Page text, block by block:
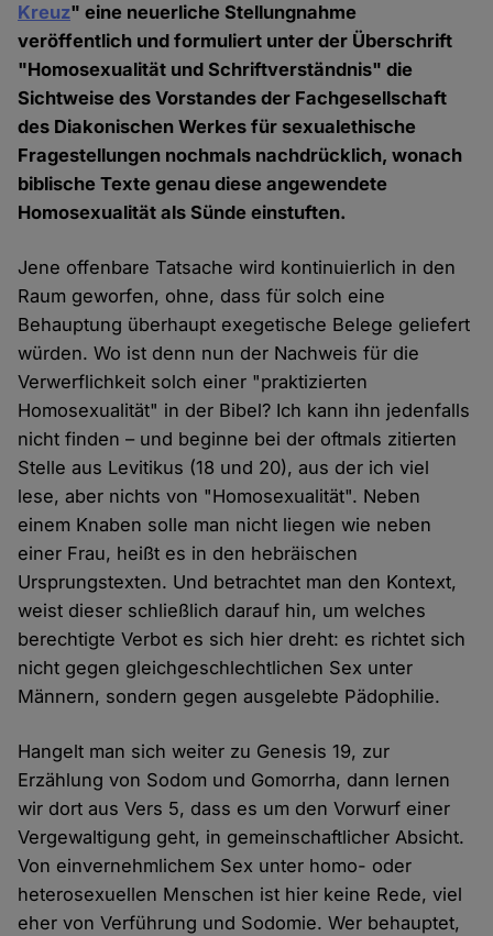
Kreuz" eine neuerliche Stellungnahme
veröffentlich und formuliert unter der Überschrift
"Homosexualität und Schriftverständnis" die
Sichtweise des Vorstandes der Fachgesellschaft
des Diakonischen Werkes für sexualethische
Fragestellungen nochmals nachdrücklich, wonach
biblische Texte genau diese angewendete
Homosexualität als Sünde einstuften.
Jene offenbare Tatsache wird kontinuierlich in den
Raum geworfen, ohne, dass für solch eine
Behauptung überhaupt exegetische Belege geliefert
würden. Wo ist denn nun der Nachweis für die
Verwerflichkeit solch einer "praktizierten
Homosexualität" in der Bibel? Ich kann ihn jedenfalls
nicht finden – und beginne bei der oftmals zitierten
Stelle aus Levitikus (18 und 20), aus der ich viel
lese, aber nichts von "Homosexualität". Neben
einem Knaben solle man nicht liegen wie neben
einer Frau, heißt es in den hebräischen
Ursprungstexten. Und betrachtet man den Kontext,
weist dieser schließlich darauf hin, um welches
berechtigte Verbot es sich hier dreht: es richtet sich
nicht gegen gleichgeschlechtlichen Sex unter
Männern, sondern gegen ausgelebte Pädophilie.
Hangelt man sich weiter zu Genesis 19, zur
Erzählung von Sodom und Gomorrha, dann lernen
wir dort aus Vers 5, dass es um den Vorwurf einer
Vergewaltigung geht, in gemeinschaftlicher Absicht.
Von einvernehmlichem Sex unter homo- oder
heterosexuellen Menschen ist hier keine Rede, viel
eher von Verführung und Sodomie. Wer behauptet,